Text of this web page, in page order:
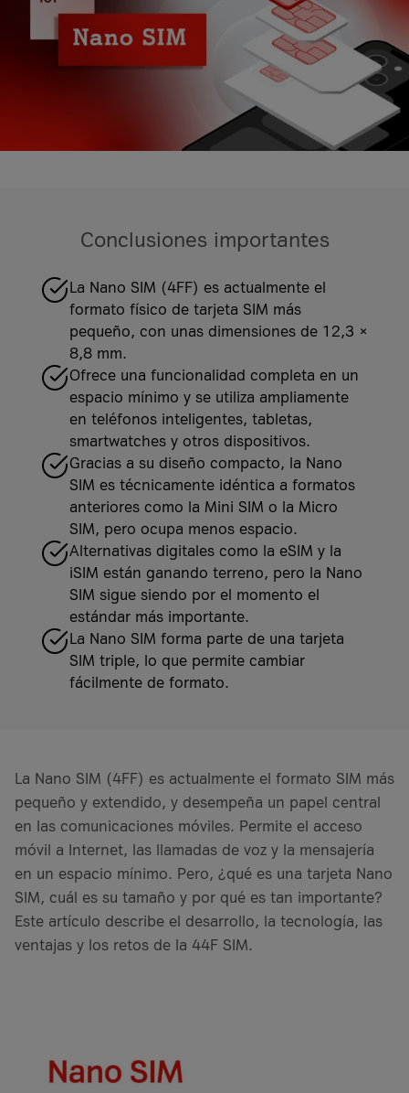
it-sa 2026
Más eventos
Grupo Geiger
Más casos de éxito
Más estudios de caso
¿Qué es Firewall as a Service?
Banco VKB
VKB Bank y A1 Digital
Más casos prácticos
Conclusiones importantes
La Nano SIM (4FF) es actualmente el
formato físico de tarjeta SIM más
pequeño, con unas dimensiones de 12,3 ×
8,8 mm.
Ofrece una funcionalidad completa en un
espacio mínimo y se utiliza ampliamente
en teléfonos inteligentes, tabletas,
smartwatches y otros dispositivos.
Gracias a su diseño compacto, la Nano
SIM es técnicamente idéntica a formatos
anteriores como la Mini SIM o la Micro
SIM, pero ocupa menos espacio.
Alternativas digitales como la eSIM y la
iSIM están ganando terreno, pero la Nano
SIM sigue siendo por el momento el
estándar más importante.
La Nano SIM forma parte de una tarjeta
SIM triple, lo que permite cambiar
fácilmente de formato.
La Nano SIM (4FF) es actualmente el formato SIM más
pequeño y extendido, y desempeña un papel central
en las comunicaciones móviles. Permite el acceso
móvil a Internet, las llamadas de voz y la mensajería
en un espacio mínimo. Pero, ¿qué es una tarjeta Nano
SIM, cuál es su tamaño y por qué es tan importante?
Este artículo describe el desarrollo, la tecnología, las
ventajas y los retos de la 44F SIM.